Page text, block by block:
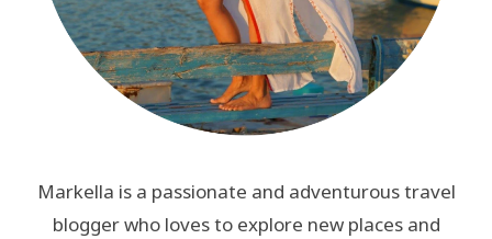
Markella is a passionate and adventurous travel
blogger who loves to explore new places and